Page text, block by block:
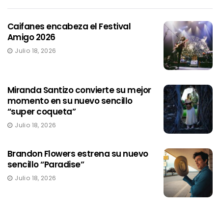
Caifanes encabeza el Festival
Amigo 2026
Julio 18, 2026
Miranda Santizo convierte su mejor
momento en su nuevo sencillo
“super coqueta”
Julio 18, 2026
Brandon Flowers estrena su nuevo
sencillo “Paradise”
Julio 18, 2026